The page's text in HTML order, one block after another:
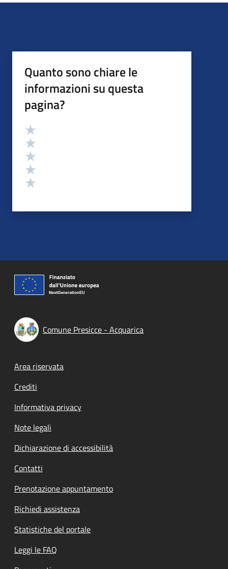
Quanto sono chiare le
informazioni su questa
pagina?
Valutazione
Comune Presicce - Acquarica
Footer menu
Area riservata
Crediti
Informativa privacy
Note legali
Dichiarazione di accessibilità
Contatti
Prenotazione appuntamento
Richiedi assistenza
Statistiche del portale
Leggi le FAQ